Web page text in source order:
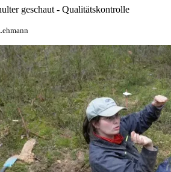
geschaut - Qualitätskontrolle